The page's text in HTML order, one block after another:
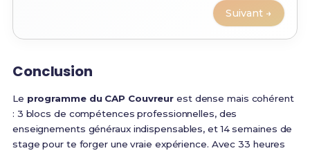
Suivant →
Conclusion
Le programme du CAP Couvreur est dense mais cohérent
: 3 blocs de compétences professionnelles, des
enseignements généraux indispensables, et 14 semaines de
stage pour te forger une vraie expérience. Avec 33 heures